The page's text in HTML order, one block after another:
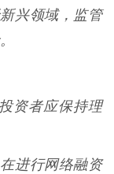
兴领域，监管
资者应保持理
进行网络融资